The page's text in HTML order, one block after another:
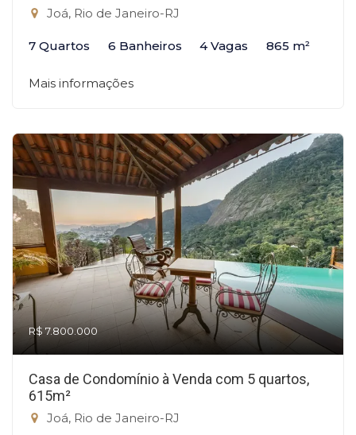
Joá, Rio de Janeiro-RJ
7 Quartos 6 Banheiros 4 Vagas 865 m²
Mais informações
R$ 7.800.000
Casa de Condomínio à Venda com 5 quartos,
615m²
Joá, Rio de Janeiro-RJ